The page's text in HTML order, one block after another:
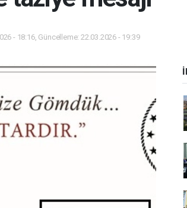
- 18:16, Güncelleme: 22.03.2026 - 19:39